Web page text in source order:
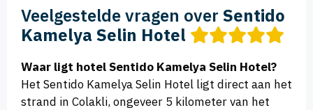
Veelgestelde vragen over Sentido
Kamelya Selin Hotel
Waar ligt hotel Sentido Kamelya Selin Hotel?
Het Sentido Kamelya Selin Hotel ligt direct aan het
strand in Colakli, ongeveer 5 kilometer van het